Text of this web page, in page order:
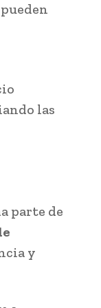
las
parte de
y